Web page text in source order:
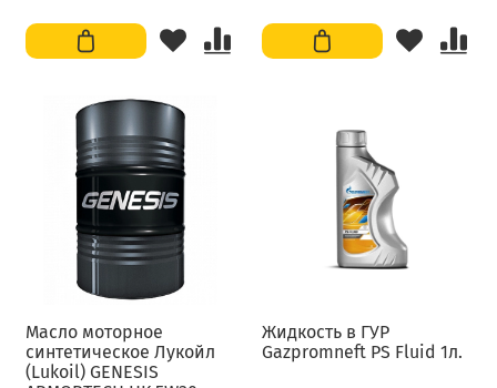
Масло моторное
синтетическое Лукойл
(Lukoil) GENESIS
Жидкость в ГУР
Gazpromneft PS Fluid 1л.